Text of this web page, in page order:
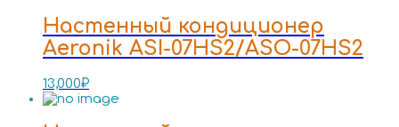
Настенный кондиционер
Aeronik ASI-07HS2/ASO-07HS2
13,000₽